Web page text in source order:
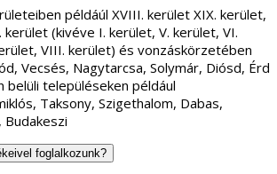
példáúl XVIII. kerület XIX. kerület,
kerület (kivéve I. kerület, V. kerület, VI.
VIII. kerület) és vonzáskörzetében
Vecsés, Nagytarcsa, Solymár, Diósd, Érd
belüli településeken például
Taksony, Szigethalom, Dabas,
Budakeszi
foglalkozunk?